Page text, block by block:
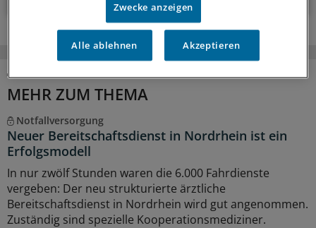
MEHR ZUM THEMA
Notfallversorgung
Neuer Bereitschaftsdienst in Nordrhein ist ein
Erfolgsmodell
In nur zwölf Stunden waren die 6.000 Fahrdienste
vergeben: Der neu strukturierte ärztliche
Bereitschaftsdienst in Nordrhein wird gut angenommen.
Zuständig sind spezielle Kooperationsmediziner.
Zwecke anzeigen
Alle ablehnen Akzeptieren